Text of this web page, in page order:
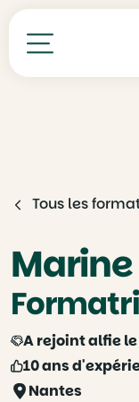
Toutes
Tous les
A rejoint alfie
10 ans
Nantes